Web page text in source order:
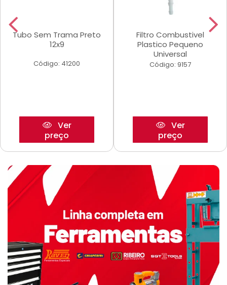
Tubo Sem Trama Preto
12x9
Código: 41200
Ver
preço
Filtro Combustivel
Plastico Pequeno
Universal
Código: 9157
Ver
preço